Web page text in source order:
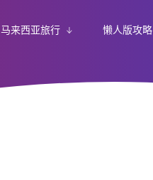
马来西亚旅行 懒人版攻略